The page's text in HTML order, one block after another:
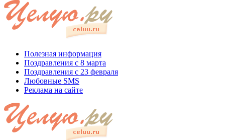
Полезная информация
Поздравления с 8 марта
Поздравления с 23 февраля
Любовные SMS
Реклама на сайте